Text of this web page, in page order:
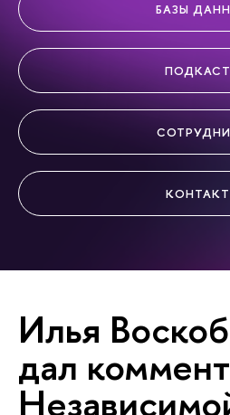
БАЗЫ
Илья
дал